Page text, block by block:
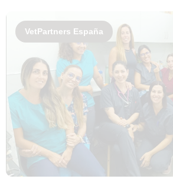
VetPartners España